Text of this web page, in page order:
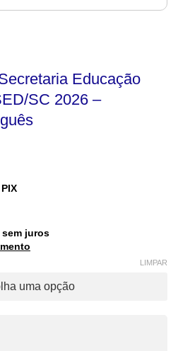
Educação
SC 2026 –
sem juros
LIMPAR